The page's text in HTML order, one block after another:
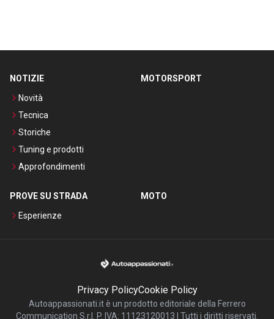
NOTIZIE
Novità
Tecnica
Storiche
Tuning e prodotti
Approfondimenti
MOTORSPORT
PROVE SU STRADA
Esperienze
MOTO
Privacy PolicyCookie Policy
Autoappassionati.it è un prodotto editoriale della Ferrero
Communication S.r.l. P. IVA: 11123120013 | Tutti i diritti riservati.